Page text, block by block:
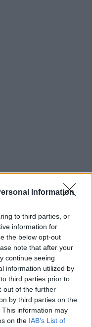
Information
to third parties, or
information for
the below opt-out
note that after your
continue seeing
information utilized by
third parties prior to
out of the further
by third parties on the
This information may
on the IAB’s List of